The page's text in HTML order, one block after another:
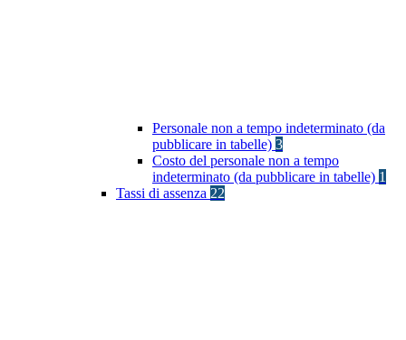
Personale non a tempo indeterminato (da
pubblicare in tabelle) 3
Costo del personale non a tempo
indeterminato (da pubblicare in tabelle) 1
Tassi di assenza 22